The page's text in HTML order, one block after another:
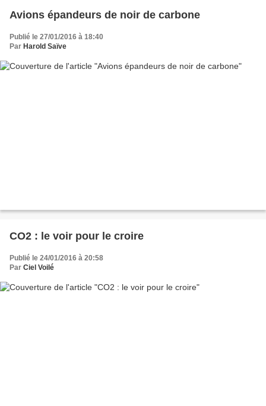
Avions épandeurs de noir de carbone
Publié le 27/01/2016 à 18:40
Par Harold Saïve
CO2 : le voir pour le croire
Publié le 24/01/2016 à 20:58
Par Ciel Voilé